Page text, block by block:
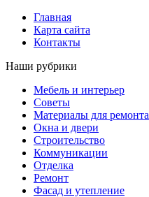
Главная
Карта сайта
Контакты
Наши рубрики
Мебель и интерьер
Советы
Материалы для ремонта
Окна и двери
Строительство
Коммуникации
Отделка
Ремонт
Фасад и утепление